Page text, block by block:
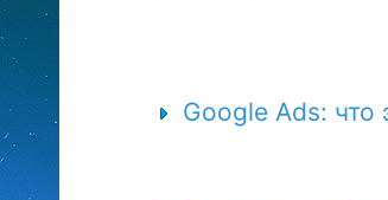
Google Ads: что